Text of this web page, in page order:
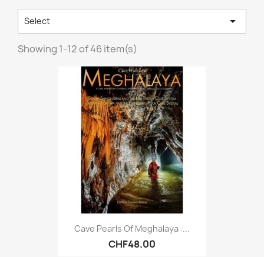
Select 
Showing 1-12 of 46 item(s)
Cave Pearls Of Meghalaya :...
CHF48.00